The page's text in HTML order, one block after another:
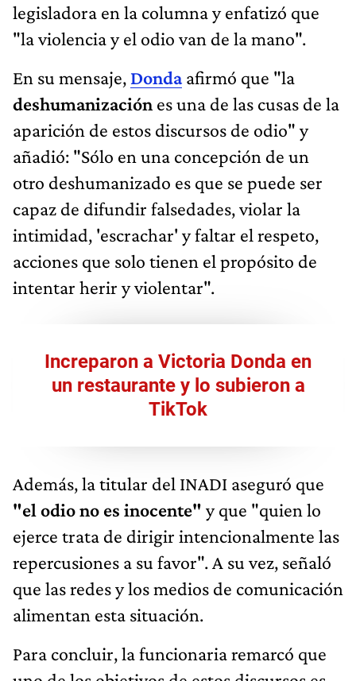
legisladora en la columna y enfatizó que
"la violencia y el odio van de la mano".
En su mensaje, Dondaafirmó que "la
deshumanización es una de las cusas de la
aparición de estos discursos de odio" y
añadió: "Sólo en una concepción de un
otro deshumanizado es que se puede ser
capaz de difundir falsedades, violar la
intimidad, 'escrachar' y faltar el respeto,
acciones que solo tienen el propósito de
intentar herir y violentar".
Increparon a Victoria Donda en
un restaurante y lo subieron a
TikTok
Además, la titular del INADI aseguró que
"el odio no es inocente" y que "quien lo
ejerce trata de dirigir intencionalmente las
repercusiones a su favor". A su vez, señaló
que las redes y los medios de comunicación
alimentan esta situación.
Para concluir, la funcionaria remarcó que